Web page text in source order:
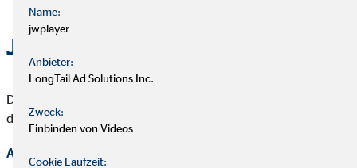
Jetzt bewerben
Die mit * gekennzeichneten Felder müssen ausgefüllt werden,
damit wir Deine Bewerbung bearbeiten können.
Anrede
Name:
jwplayer
Anbieter:
LongTail Ad Solutions Inc.
Zweck:
Einbinden von Videos
Cookie Laufzeit: